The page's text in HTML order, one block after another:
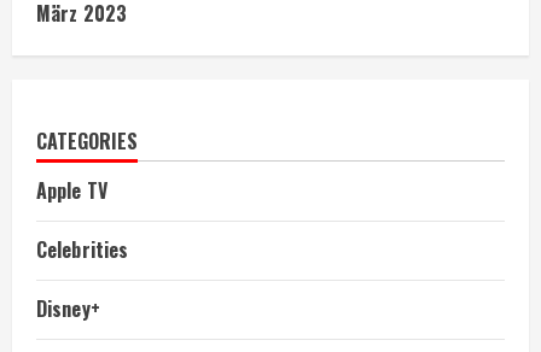
März 2023
CATEGORIES
Apple TV
Celebrities
Disney+